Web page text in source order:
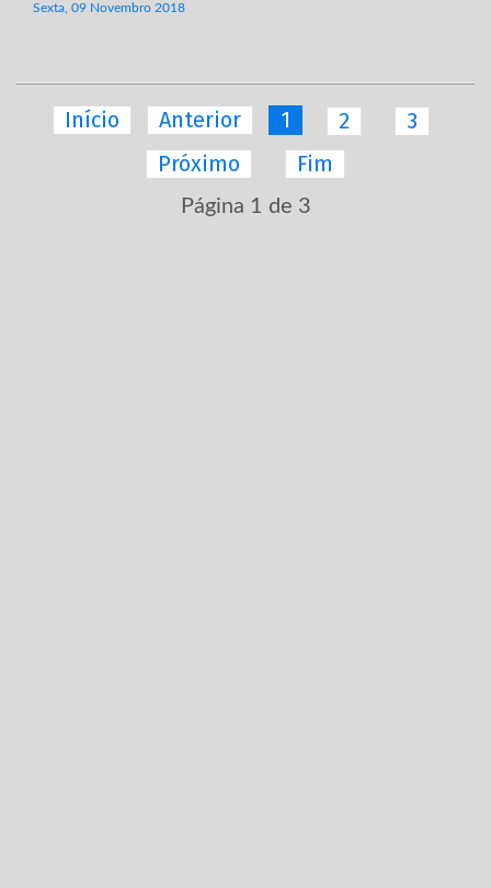
Sexta, 09 Novembro 2018
Início Anterior 1 2
3
Próximo
Fim
Página 1 de 3